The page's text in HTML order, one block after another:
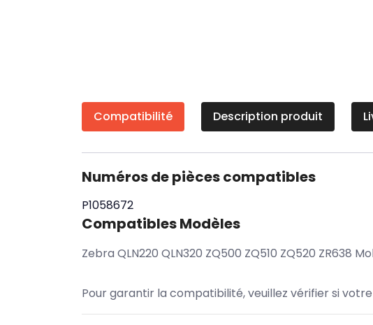
Compatibilité Description produit
Numéros de pièces compatibles
P1058672
Compatibles Modèles
Zebra QLN220 QLN320 ZQ500 ZQ510 ZQ520 ZR638
Pour garantir la compatibilité, veuillez vérifier si